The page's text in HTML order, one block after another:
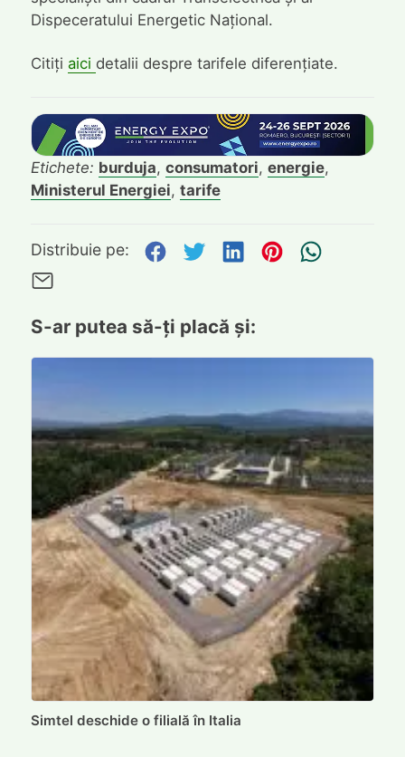
Dispeceratului Energetic Național.
Citiți aici detalii despre tarifele diferențiate.
Etichete: burduja, consumatori, energie,
Ministerul Energiei, tarife
Distribuie pe: Distribuie pe Facebook
Distribuie pe
Distribuie pe
Distribuie
S-ar putea să-ți placă și:
Simtel deschide o filială în Italia